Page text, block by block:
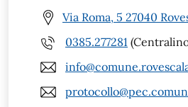
Via Roma, 5 27040
0385.277281